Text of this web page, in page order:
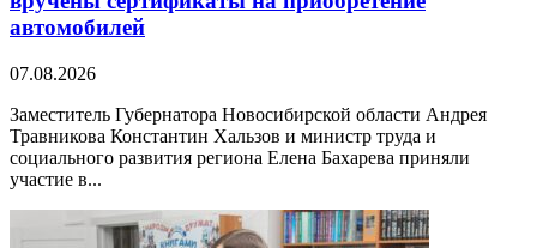
автомобилей
07.08.2026
Заместитель Губернатора Новосибирской области Андрея
Травникова Константин Хальзов и министр труда и
социального развития региона Елена Бахарева приняли
участие в...